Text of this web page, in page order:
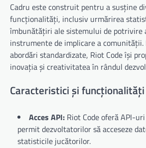
Cadru este construit pentru a susține
funcționalități, inclusiv urmărirea
îmbunătățiri ale sistemului de potrivire
instrumente de implicare a
abordări standardizate, Riot Code își
inovația și creativitatea în rândul
Caracteristici și funcționalități
Acces API: Riot Code oferă API-
permit dezvoltatorilor să acceseze
statisticile jucătorilor.